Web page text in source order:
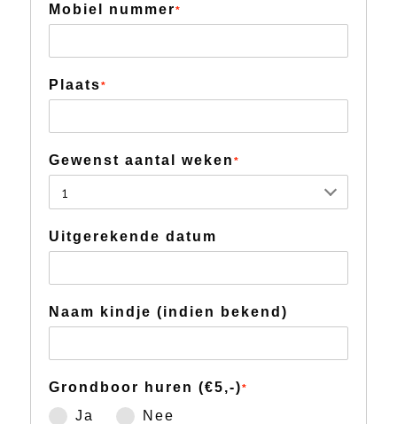
Mobiel nummer*
Plaats*
Gewenst aantal weken *
Uitgerekende datum
Naam kindje (indien bekend)
Grondboor huren (€5,-)*
Ja Nee